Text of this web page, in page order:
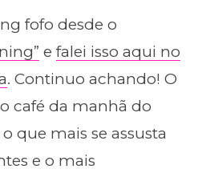
fofo desde o
e falei isso aqui no
. Continuo achando! O
café da manhã do
que mais se assusta
e o mais